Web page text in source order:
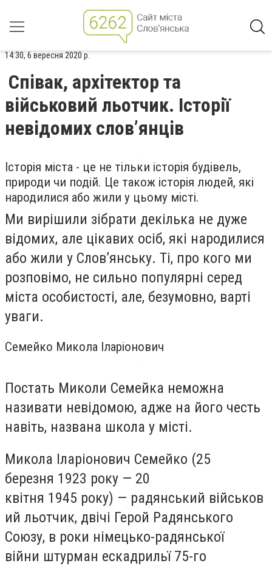
14:30, 6 вересня 2020 р.
Співак, архітектор та
військовий льотчик. Історії
невідомих слов’янців
Історія міста - це не тільки історія будівель,
природи чи подій. Це також історія людей, які
народилися або жили у цьому місті.
Ми вирішили зібрати декілька не дуже
відомих, але цікавих осіб, які народилися
або жили у Слов’янську. Ті, про кого ми
розповімо, не сильно популярні серед
міста особистості, але, безумовно, варті
уваги.
Семейко Микола Іларіонович
Постать Миколи Семейка неможна
називати невідомою, адже на його честь
навіть, названа школа у місті.
Микола Іларіонович Семейко (25
березня 1923 року — 20
квітня 1945 року) — радянський військов
ий льотчик, двічі Герой Радянського
Союзу, в роки німецько-радянської
війни штурман ескадрильї 75-го